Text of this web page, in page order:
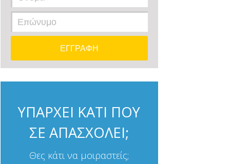
ΥΠΑΡΧΕΙ ΚΑΤΙ ΠΟΥ
ΣΕ ΑΠΑΣΧΟΛΕΙ;
Θες κάτι να μοιραστείς;